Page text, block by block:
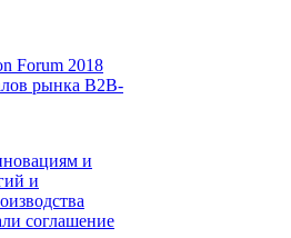
Forum 2018
рынка B2B-
и
и
соглашение